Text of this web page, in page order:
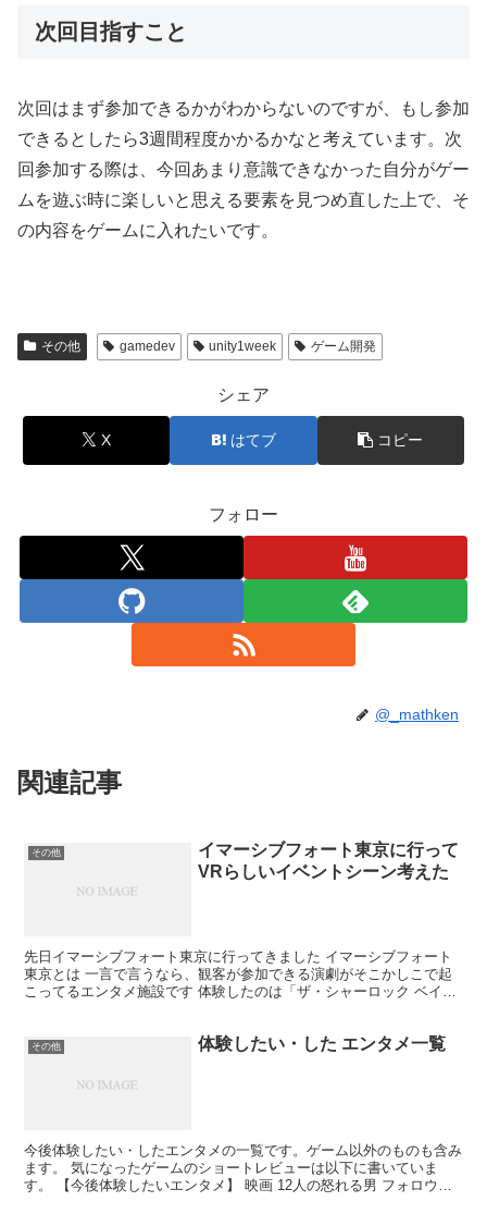
次回目指すこと
次回はまず参加できるかがわからないのですが、もし参加
できるとしたら3週間程度かかるかなと考えています。次
回参加する際は、今回あまり意識できなかった自分がゲー
ムを遊ぶ時に楽しいと思える要素を見つめ直した上で、そ
の内容をゲームに入れたいです。
その他 gamedev unity1week ゲーム開発
シェア
X はてブ コピー
フォロー
@_mathken
関連記事
その他
イマーシブフォート東京に行って
VRらしいイベントシーン考えた
先日イマーシブフォート東京に行ってきました イマーシブフォート
東京とは 一言で言うなら、観客が参加できる演劇がそこかしこで起
こってるエンタメ施設です 体験したのは「ザ・シャーロック ベイカ
その他 体験したい・した エンタメ一覧
今後体験したい・したエンタメの一覧です。ゲーム以外のものも含み
ます。 気になったゲームのショートレビューは以下に書いていま
す。 【今後体験したいエンタメ】 映画 12人の怒れる男 フォロウィ